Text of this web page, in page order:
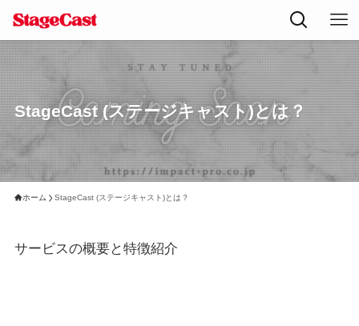
StageCast (ステージキャスト)とは？
ホーム StageCast (ステージキャスト)とは？
サービスの概要と特徴紹介